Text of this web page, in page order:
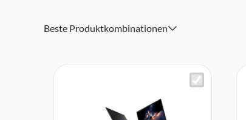
Beste Produktkombinationen